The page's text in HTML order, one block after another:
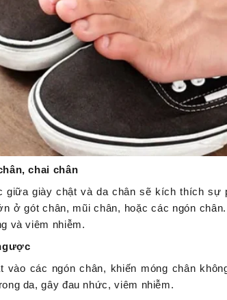
chai chân
giữa giày chật và da chân sẽ kích thích sự
ở gót chân, mũi chân, hoặc các ngón
và viêm nhiễm.
vào các ngón chân, khiến móng chân
da, gây đau nhức, viêm nhiễm.